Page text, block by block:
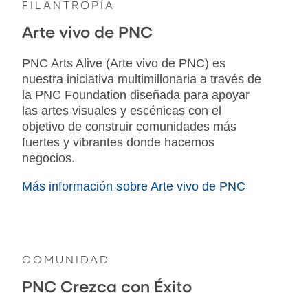
FILANTROPÍA
Arte vivo de PNC
PNC Arts Alive (Arte vivo de PNC) es
nuestra iniciativa multimillonaria a través de
la PNC Foundation diseñada para apoyar
las artes visuales y escénicas con el
objetivo de construir comunidades más
fuertes y vibrantes donde hacemos
negocios.
Más información sobre Arte vivo de PNC
COMUNIDAD
PNC Crezca con Éxito